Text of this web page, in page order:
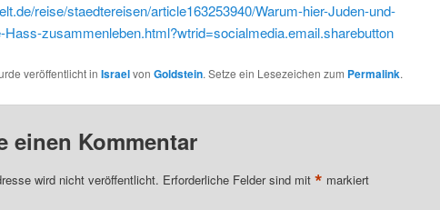
reise/staedtereisen/article163253940/Warum-hier-Juden-und-
Hass-zusammenleben.html?wtrid=socialmedia.email.sharebutton
veröffentlicht in Israelvon Goldstein. Setze ein Lesezeichen zum Permalink.
einen Kommentar
wird nicht veröffentlicht. Erforderliche Felder sind mit * markiert